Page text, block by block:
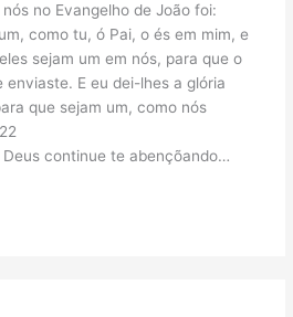
no Evangelho de João foi:
como tu, ó Pai, o és em mim, e
sejam um em nós, para que o
enviaste. E eu dei-lhes a glória
que sejam um, como nós
continue te abençõando…